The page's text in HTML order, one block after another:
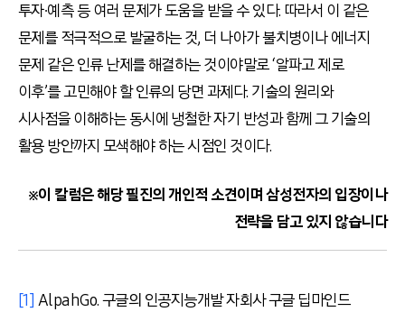
투자∙예측 등 여러 문제가 도움을 받을 수 있다. 따라서 이 같은
문제를 적극적으로 발굴하는 것, 더 나아가 불치병이나 에너지
문제 같은 인류 난제를 해결하는 것이야말로 ‘알파고 제로
이후’를 고민해야 할 인류의 당면 과제다. 기술의 원리와
시사점을 이해하는 동시에 냉철한 자기 반성과 함께 그 기술의
활용 방안까지 모색해야 하는 시점인 것이다.
※이 칼럼은 해당 필진의 개인적 소견이며 삼성전자의 입장이나
전략을 담고 있지 않습니다
[1] AlpahGo. 구글의 인공지능개발 자회사 구글 딥마인드